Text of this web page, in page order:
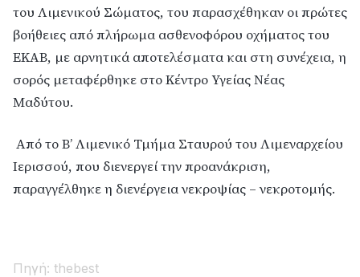
του Λιμενικού Σώματος, του παρασχέθηκαν οι πρώτες
βοήθειες από πλήρωμα ασθενοφόρου οχήματος του
ΕΚΑΒ, με αρνητικά αποτελέσματα και στη συνέχεια, η
σορός μεταφέρθηκε στο Κέντρο Υγείας Νέας
Μαδύτου.
Από το Β’ Λιμενικό Τμήμα Σταυρού του Λιμεναρχείου
Ιερισσού, που διενεργεί την προανάκριση,
παραγγέλθηκε η διενέργεια νεκροψίας – νεκροτομής.
Πηγή: thebest